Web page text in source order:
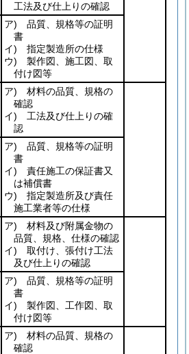
工法及び仕上りの確認
ア) 品質、規格等の証明
書
イ) 指定製造所の仕様
ウ) 製作図、施工図、取
付け図等
ア) 材料の品質、規格の
確認
イ) 工法及び仕上りの確
認
ア) 品質、規格等の証明
書
イ) 責任施工の保証書又
は補償書
ウ) 指定製造所及び責任
施工業者等の仕様
ア) 材料及び附属金物の
品質、規格、仕様の確認
イ) 取付け、張付け工法
及び仕上りの確認
ア) 品質、規格等の証明
書
イ) 製作図、工作図、取
付け図等
ア) 材料の品質、規格の
確認